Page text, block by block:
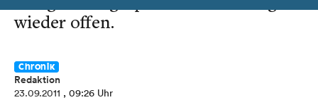
Play Unmute
wieder offen.
Chronik
Redaktion
23.09.2011 , 09:26 Uhr